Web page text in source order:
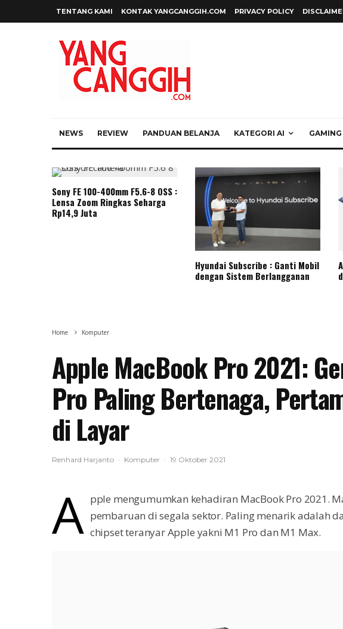
TENTANG KAMI KONTAK YANGCANGGIH.COM PRIVACY POLICY
NEWS REVIEW PANDUAN BELANJA KATEGORI AI GAMING
Sony FE 100-400mm F5.6-8 OSS :
Lensa Zoom Ringkas Seharga
Rp14,9 Juta
Hyundai Subscribe : Ganti Mobil
dengan Sistem Berlangganan
Home Komputer
Apple MacBook Pro 2021:
Pro Paling Bertenaga,
di Layar
Renhard Harjanto · Komputer · 19 Oktober 2021
A pple mengumumkan kehadiran MacBook Pro 2021.
pembaruan di segala sektor. Paling menarik adalah
chipset teranyar Apple yakni M1 Pro dan M1 Max.